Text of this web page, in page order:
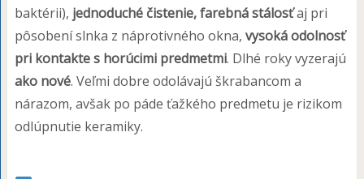
baktérii), jednoduché čistenie, farebná stálosťaj pri
pôsobení slnka z náprotivného okna, vysoká odolnosť
pri kontakte s horúcimi predmetmi. Dlhé roky vyzerajú
ako nové. Veľmi dobre odolávajú škrabancom a
nárazom, avšak po páde ťažkého predmetu je rizikom
odlúpnutie keramiky.